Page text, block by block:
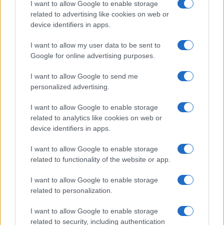
I want to allow Google to enable storage
related to advertising like cookies on web or
device identifiers in apps.
I want to allow my user data to be sent to
Google for online advertising purposes.
I want to allow Google to send me
personalized advertising.
I want to allow Google to enable storage
related to analytics like cookies on web or
device identifiers in apps.
I want to allow Google to enable storage
related to functionality of the website or app.
I want to allow Google to enable storage
related to personalization.
I want to allow Google to enable storage
related to security, including authentication
Nel gestito, sebbene la strada sia già evidenziata
verso una retrocessione via via più marginale,
economico.
Cambieranno i termini del
contratto? Cambierà il rapporto
tra istituto di credito e gestori di
portafogli?
Il tutto potrebbe scatenare una serie di
ad personam, dicambio di casacche
ed un
turbinio diraccolta da un istituto all’altro
Analizzando il tutto in una visione di più ampio
respiro potrebbe portare instabilità in un settore